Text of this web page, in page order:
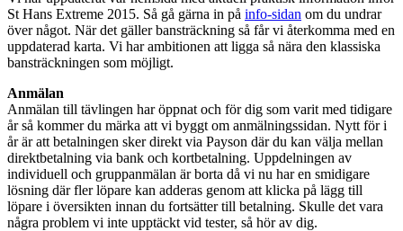
St Hans Extreme 2015. Så gå gärna in på info-sidan om du undrar
över något. När det gäller bansträckning så får vi återkomma med en
uppdaterad karta. Vi har ambitionen att ligga så nära den klassiska
bansträckningen som möjligt.
Anmälan
Anmälan till tävlingen har öppnat och för dig som varit med tidigare
år så kommer du märka att vi byggt om anmälningssidan. Nytt för i
år är att betalningen sker direkt via Payson där du kan välja mellan
direktbetalning via bank och kortbetalning. Uppdelningen av
individuell och gruppanmälan är borta då vi nu har en smidigare
lösning där fler löpare kan adderas genom att klicka på lägg till
löpare i översikten innan du fortsätter till betalning. Skulle det vara
några problem vi inte upptäckt vid tester, så hör av dig.